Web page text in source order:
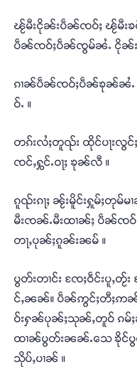
ၽႂ်မီးငိုၼ်းပဵၼ်ၸဝ်ႈ ၽႂ်မီးၶ
ပဵၼ်ၸဝ်ႈပဵၼ်ၸွမ်ၼႆႉ ငိုၼ်း
ၵၢၼ်ပဵၼ်ၸဝ်ႈပဵၼ်ၶုၼ်ၼႆႉ
ဝ်ႉ ။
တၵ်းလႆႈတူၺ်း ထိုင်ပႃးလွင်
ၸင်ႇႁွင်ႉဝႃႈ ၶုၼ်လီ ။
ၵူၺ်းၵႃႈ ၼႂ်းမိူင်းႁူမ်ႈတုမ်
မီးၸၼ်ႉမီးထၢၼ်ႈ ပဵၼ်ၸ
တႃႇပုၼ်ႈၵူၼ်းၼမ် ။
ပွတ်းတၢင်း ၸႄႈဝဵင်းပူႇတႂ်း
င်ႇၼၼ်။ ပဵၼ်ဢွင်ႈတီႈဢၼ်
ဝ်းႁၼ်ပုၼ်ႈသုၼ်ႇတူဝ် ၵမ်ႈ
ထၢၼ်ပွတ်းၼၼ်ႉသေ ၶိုင်ပွင်
သိုပ်ႇပၢၼ် ။